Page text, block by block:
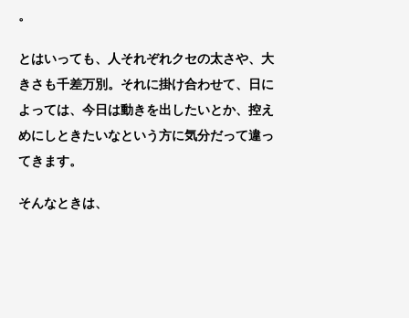
。
とはいっても、人それぞれクセの太さや、大
きさも千差万別。それに掛け合わせて、日に
よっては、今日は動きを出したいとか、控え
めにしときたいなという方に気分だって違っ
てきます。
そんなときは、